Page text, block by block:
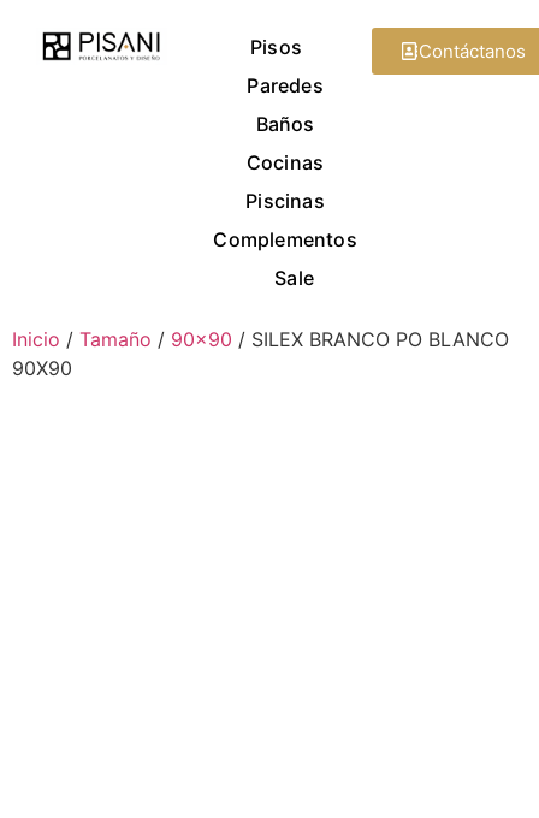
Pisos
Paredes
Baños
Cocinas
Piscinas
Complementos
Sale
Contáctanos
Inicio / Tamaño / 90x90 / SILEX BRANCO PO BLANCO
90X90